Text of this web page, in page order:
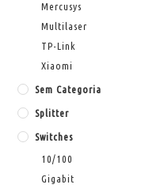
Mercusys
Multilaser
TP-Link
Xiaomi
Sem Categoria
Splitter
Switches
10/100
Gigabit